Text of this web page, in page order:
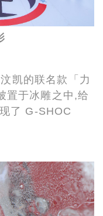
凯的联名款「力
置于冰雕之中,给
了 G-SHOC